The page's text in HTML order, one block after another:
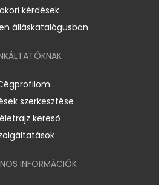
kérdések
álláskatalógusban
szerkesztése
kereső
INFORMÁCIÓK